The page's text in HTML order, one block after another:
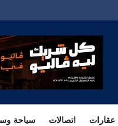
عقارات اتصالات سياحة